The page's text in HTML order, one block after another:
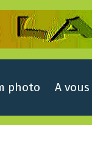
photo A